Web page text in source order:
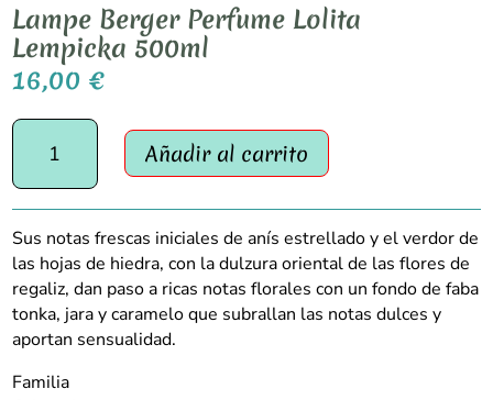
Lampe Berger Perfume Lolita
Lempicka 500ml
16,00€
Lampe
Berger
Perfume
Lolita
Lempicka
500ml
cantidad
Añadir al carrito
Sus notas frescas iniciales de anís estrellado y el verdor de
las hojas de hiedra, con la dulzura oriental de las flores de
regaliz, dan paso a ricas notas florales con un fondo de faba
tonka, jara y caramelo que subrallan las notas dulces y
aportan sensualidad.
Familia